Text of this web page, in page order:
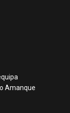
Amanque